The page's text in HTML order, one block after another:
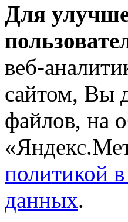
Для
веб-
сайтом, Вы
файлов, на
политикой
данных.